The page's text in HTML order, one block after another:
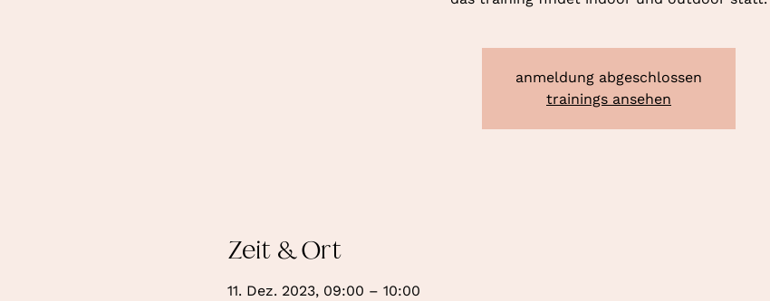
anmeldung abgeschlossen
trainings ansehen
Zeit & Ort
11. Dez. 2023, 09:00 – 10:00